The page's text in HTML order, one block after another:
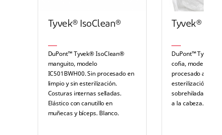
Tyvek® IsoClean®
DuPont™ Tyvek® IsoClean®
manguito, modelo
IC501BWH00. Sin procesado en
limpio y sin esterilización.
Costuras internas selladas.
Elástico con canutillo en
muñecas y bíceps. Blanco.
Tyvek®
DuPont™ Tyvek®
cofia, modelo
procesado a
esterilización.
sobrehiladas.
a la cabeza.